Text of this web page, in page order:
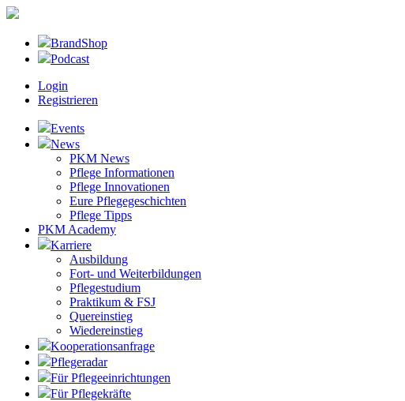
BrandShop
Podcast
Login
Registrieren
Events
News
PKM News
Pflege Informationen
Pflege Innovationen
Eure Pflegegeschichten
Pflege Tipps
PKM Academy
Karriere
Ausbildung
Fort- und Weiterbildungen
Pflegestudium
Praktikum & FSJ
Quereinstieg
Wiedereinstieg
Kooperationsanfrage
Pflegeradar
Für Pflegeeinrichtungen
Für Pflegekräfte